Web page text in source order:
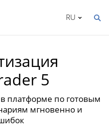
RU
5
платформе по готовым
мгновенно и